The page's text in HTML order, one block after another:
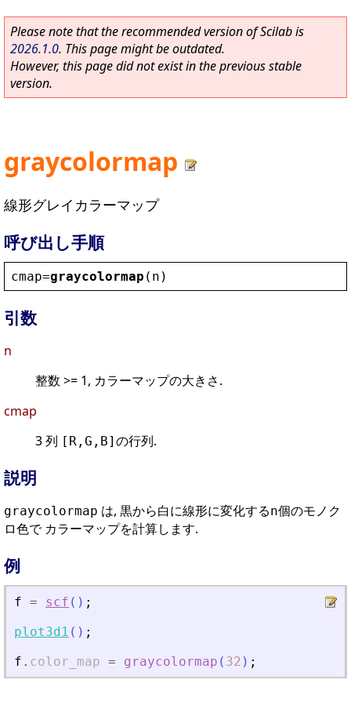
Please note that the recommended version of Scilab is
2026.1.0. This page might be outdated.
However, this page did not exist in the previous stable
version.
graycolormap
線形グレイカラーマップ
呼び出し手順
cmap=graycolormap ( n )
引数
n
整数 >= 1, カラーマップの大きさ.
cmap
3 列 [R,G,B] の行列.
説明
graycolormap は, 黒から白に線形に変化するn個のモノク
ロ色で カラーマップを計算します.
例
f = scf ( ) ;
plot3d1 ( ) ;
f . color_map = graycolormap ( 32 ) ;